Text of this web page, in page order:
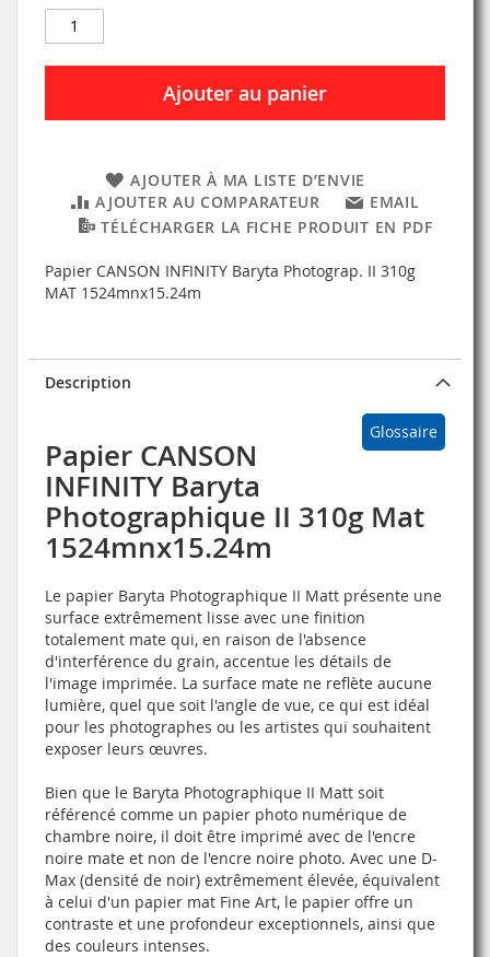
Ajouter au panier
AJOUTER À MA LISTE D’ENVIE
AJOUTER AU COMPARATEUR
EMAIL
TÉLÉCHARGER LA FICHE PRODUIT EN PDF
Papier CANSON INFINITY Baryta Photograp. II 310g
MAT 1524mnx15.24m
Description
Glossaire
Papier CANSON
INFINITY Baryta
Photographique II 310g Mat
1524mnx15.24m
Le papier Baryta Photographique II Matt présente une
surface extrêmement lisse avec une finition
totalement mate qui, en raison de l'absence
d'interférence du grain, accentue les détails de
l'image imprimée. La surface mate ne reflète aucune
lumière, quel que soit l'angle de vue, ce qui est idéal
pour les photographes ou les artistes qui souhaitent
exposer leurs œuvres.
Bien que le Baryta Photographique II Matt soit
référencé comme un papier photo numérique de
chambre noire, il doit être imprimé avec de l'encre
noire mate et non de l'encre noire photo. Avec une D-
Max (densité de noir) extrêmement élevée, équivalent
à celui d'un papier mat Fine Art, le papier offre un
contraste et une profondeur exceptionnels, ainsi que
des couleurs intenses.